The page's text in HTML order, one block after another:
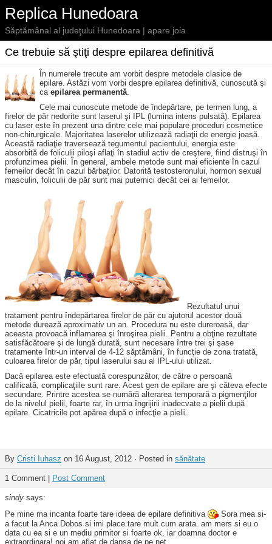
Replica Hunedoara
Săptămânal al judeţului Hunedoara | apare joia
Ce trebuie să ştiţi despre epilarea definitivă
În numerele trecute am vorbit despre metodele clasice de
epilare. Astăzi vom vorbi despre epilarea definitivă, cunoscută şi
ca epilarea permanentă.
Cele mai cunoscute metode de îndepărtare, pe termen lung, a
firelor de păr nedorite sunt laserul şi IPL (lumina intens pulsată). Epilarea
cu laser este în prezent una dintre cele mai populare proceduri cosmetice
non-chirurgicale. Majoritatea laserelor utilizează radiaţii de energie joasă.
Această radiaţie traversează tegumentul pacientului, energia este
absorbită de foliculii piloşi aflaţi în stadiul activ de creştere, fiind distruşi în
profunzimea pielii. În general, ambele metode sunt mai eficiente în cazul
femeilor decât în cazul bărbaţilor. Datorită testosteronului, hormon sexual
masculin, foliculii de păr sunt mai puternici decât cei ai femeilor.
Rezultatul unui
tratament pentru îndepărtarea firelor de păr cu ajutorul acestor două
metode durează aproximativ un an. Procedura nu este dureroasă, dar
aceasta provoacă inflamarea şi înroşirea pielii. Pentru a obţine rezultate
satisfăcătoare şi de lungă durată, sunt necesare între trei şi şase
tratamente într-un interval de 4-12 săptămâni, în funcţie de zona tratată,
culoarea firelor de păr, tipul laserului sau al IPL-ului utilizat.
Dacă epilarea este efectuată corespunzător, de către o persoană
calificată, complicaţiile sunt rare. Acest gen de epilare are şi câteva efecte
secundare. Printre acestea se numără alterarea temporară a pigmenţilor
de la nivelul pielii, foarte rar, în urma îngrijirii inadecvate a pielii după
epilare. Cicatricile pot apărea după o infecţie a pielii.
By Cristi Iuhasz on 16 August, 2012 · Posted in sănătate
1 Comment | Post Comment
sindy says:
Pe mine ma incanta foarte tare ideea de epilare definitiva
Sora mea si-
a facut la Anca Dobos si imi place tare mult cum arata. am mers si eu o
data cu ea si e un mediu primitor si foarte ok, iar doamna doctor e
extraordinara! noi am aflat de dansa de pe net